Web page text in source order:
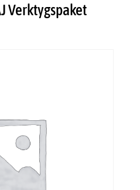
Verktygspaket